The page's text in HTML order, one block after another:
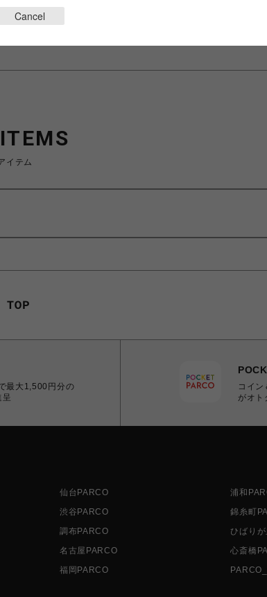
ちら
イテム
最大1,500円分の
呈
コイ
がオト
仙台PARCO
浦和
渋谷PARCO
錦糸町
調布PARCO
ひばり
名古屋PARCO
心斎橋
福岡PARCO
Cancel